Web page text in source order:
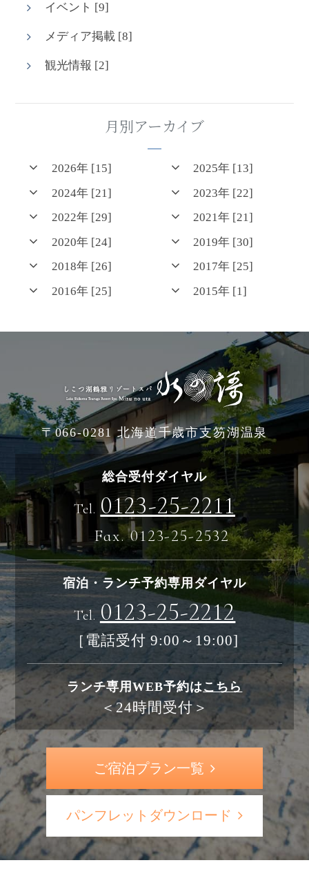
イベント [9]
メディア掲載 [8]
観光情報 [2]
月別アーカイブ
2026年 [15]
2025年 [13]
2024年 [21]
2023年 [22]
2022年 [29]
2021年 [21]
2020年 [24]
2019年 [30]
2018年 [26]
2017年 [25]
2016年 [25]
2015年 [1]
〒066-0281 北海道千歳市支笏湖温泉
総合受付ダイヤル
Tel. 0123-25-2211
Fax. 0123-25-2532
宿泊・ランチ予約専用ダイヤル
Tel. 0123-25-2212
［電話受付 9:00～19:00]
ランチ専用WEB予約は こちら
＜24時間受付＞
ご宿泊プラン一覧
パンフレットダウンロード